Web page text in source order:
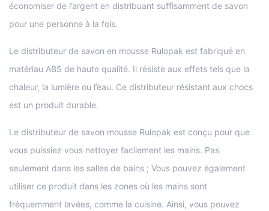
économiser de l’argent en distribuant suffisamment de savon
pour une personne à la fois.
Le distributeur de savon en mousse Rulopak est fabriqué en
matériau ABS de haute qualité. Il résiste aux effets tels que la
chaleur, la lumière ou l’eau. Ce distributeur résistant aux chocs
est un produit durable.
Le distributeur de savon mousse Rulopak est conçu pour que
vous puissiez vous nettoyer facilement les mains. Pas
seulement dans les salles de bains ; Vous pouvez également
utiliser ce produit dans les zones où les mains sont
fréquemment lavées, comme la cuisine. Ainsi, vous pouvez